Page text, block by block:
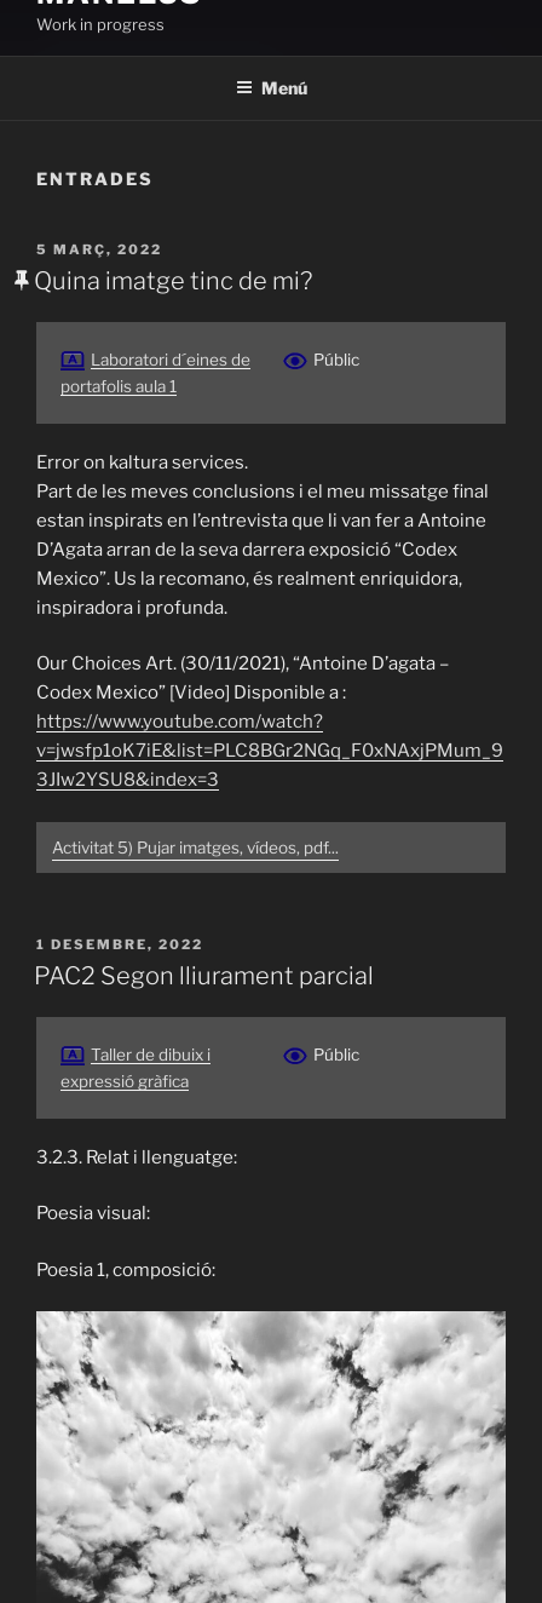
Work in progress
Menú
ENTRADES
PUBLICAT
A
5 MARÇ, 2022
Quina imatge tinc de mi?
Laboratori d´eines de
portafolis aula 1
Públic
Error on kaltura services.
Part de les meves conclusions i el meu missatge final
estan inspirats en l’entrevista que li van fer a Antoine
D’Agata arran de la seva darrera exposició “Codex
Mexico”. Us la recomano, és realment enriquidora,
inspiradora i profunda.
Our Choices Art. (30/11/2021), “Antoine D’agata –
Codex Mexico” [Video] Disponible a :
https://www.youtube.com/watch?
v=jwsfp1oK7iE&list=PLC8BGr2NGq_F0xNAxjPMum_9
3JIw2YSU8&index=3
Activitat 5) Pujar imatges, vídeos, pdf...
PUBLICAT
A
1 DESEMBRE, 2022
PAC2 Segon lliurament parcial
Taller de dibuix i
expressió gràfica
Públic
3.2.3. Relat i llenguatge:
Poesia visual:
Poesia 1, composició: